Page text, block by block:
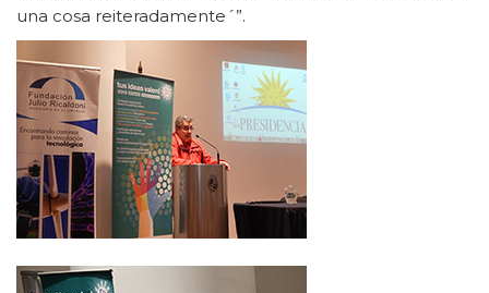
una cosa reiteradamente´”.